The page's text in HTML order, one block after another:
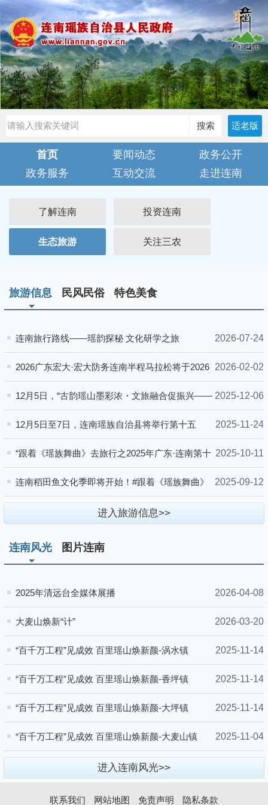
搜索 适老版
首页 要闻动态
政务公开
政务服务
互动交流 走进连南
了解连南 投资连南
生态旅游 关注三农
旅游信息 民风民俗 特色美食
连南旅行路线——瑶韵探秘 文化研学之旅 2026-07-24
2026广东宏大·宏大防务连南半程马拉松将于2026
年3月29日（星期日）上午7:30开跑
2026-02-02
12月5日，“古韵瑶山墨彩浓・文旅融合促振兴——
连南瑶族文化主题艺术展”在广东瑶族博物馆正式
拉开帷幕
2025-12-06
12月5日至7日，连南瑶族自治县将举行第十五
届“盘王节·耍歌堂”瑶族文化艺术活动
2025-11-24
“跟着《瑶族舞曲》去旅行之2025年广东·连南第十
一届瑶排梯田稻田鱼文化季”活动顺利开展
2025-10-11
连南稻田鱼文化季即将开始！#跟着《瑶族舞曲》
去旅行#稻田鱼文化季
2025-09-12
进入旅游信息>>
连南风光 图片连南
2025年清远台全媒体展播 2026-04-08
大麦山焕新“计” 2026-03-20
“百千万工程”见成效 百里瑶山焕新颜-涡水镇 2025-11-14
“百千万工程”见成效 百里瑶山焕新颜-香坪镇 2025-11-14
“百千万工程”见成效 百里瑶山焕新颜-大坪镇 2025-11-14
“百千万工程”见成效 百里瑶山焕新颜-大麦山镇 2025-11-04
进入连南风光>>
联系我们 网站地图 免责声明 隐私条款